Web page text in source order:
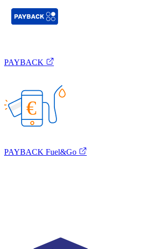
PAYBACK
€
PAYBACK Fuel&Go